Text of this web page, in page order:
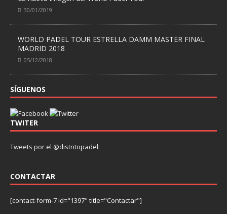
30/01/2019
WORLD PADEL TOUR ESTRELLA DAMM MASTER FINAL
MADRID 2018
05/12/2018
SÍGUENOS
TWITER
Tweets por el @distritopadel.
CONTACTAR
[contact-form-7 id="1397" title="Contactar"]